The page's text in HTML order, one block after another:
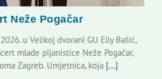
Neže Pogačar
u Velikoj dvorani GU Elly Bašić,
mlade pijanistice Neže Pogačar,
Zagreb. Umjetnica, koja [...]